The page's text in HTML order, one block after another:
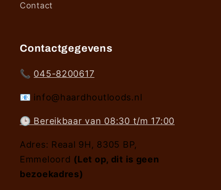
Contact
Contactgegevens
📞 045-8200617
📧 info@haardhoutloods.nl
🕒 Bereikbaar van 08:30 t/m 17:00
Adres: Reaal 9H, 8305 BP,
Emmeloord (Let op, dit is geen
bezoekadres)